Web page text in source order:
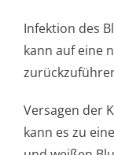
Infektion des
kann auf eine
Versagen der
kann es zu